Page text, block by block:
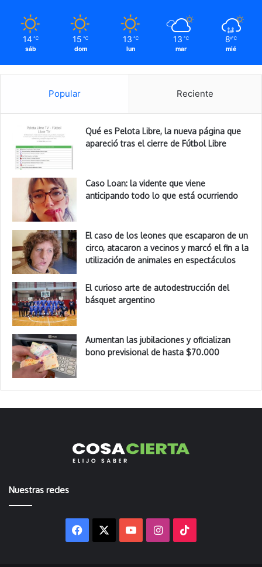
14 ℃
sáb
15 ℃
dom
13 ℃
lun
13 ℃
mar
8 ℃
mié
Popular Reciente
Qué es Pelota Libre, la nueva página que
apareció tras el cierre de Fútbol Libre
Caso Loan: la vidente que viene
anticipando todo lo que está ocurriendo
El caso de los leones que escaparon de un
circo, atacaron a vecinos y marcó el fin a la
utilización de animales en espectáculos
El curioso arte de autodestrucción del
básquet argentino
Aumentan las jubilaciones y oficializan
bono previsional de hasta $70.000
Nuestras redes
Facebook YouTubeInstagram